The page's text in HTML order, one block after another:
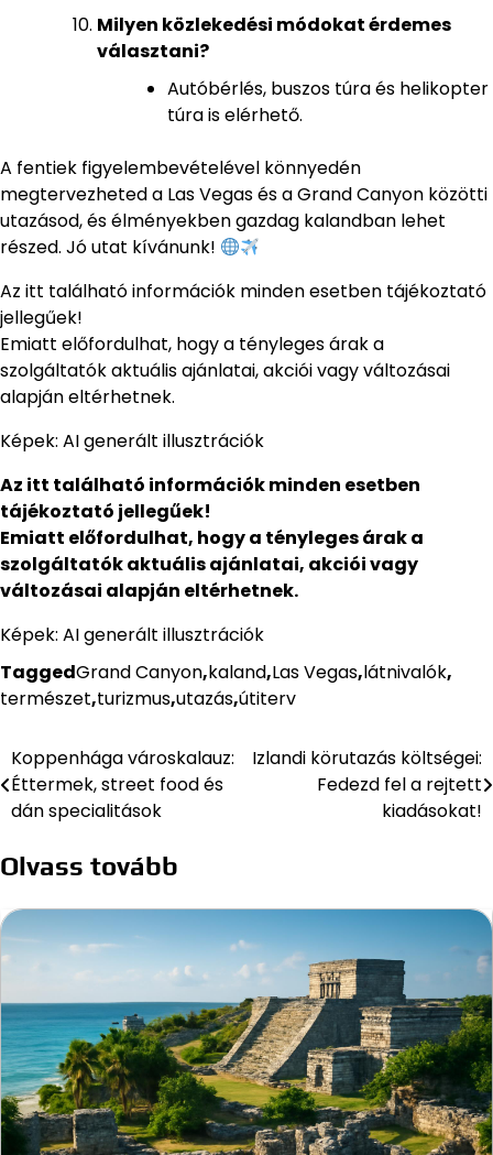
Milyen közlekedési módokat érdemes
választani?
Autóbérlés, buszos túra és helikopter
túra is elérhető.
A fentiek figyelembevételével könnyedén
megtervezheted a Las Vegas és a Grand Canyon közötti
utazásod, és élményekben gazdag kalandban lehet
részed. Jó utat kívánunk!
Az itt található információk minden esetben tájékoztató
jellegűek!
Emiatt előfordulhat, hogy a tényleges árak a
szolgáltatók aktuális ajánlatai, akciói vagy változásai
alapján eltérhetnek.
Képek: AI generált illusztrációk
Az itt található információk minden esetben
tájékoztató jellegűek!
Emiatt előfordulhat, hogy a tényleges árak a
szolgáltatók aktuális ajánlatai, akciói vagy
változásai alapján eltérhetnek.
Képek: AI generált illusztrációk
TaggedGrand Canyon,kaland,Las Vegas,látnivalók,
természet,turizmus,utazás,útiterv
Bejegyzés
navigáció
Koppenhága városkalauz:
Éttermek, street food és
dán specialitások
Izlandi körutazás költségei:
Fedezd fel a rejtett
kiadásokat!
Olvass tovább